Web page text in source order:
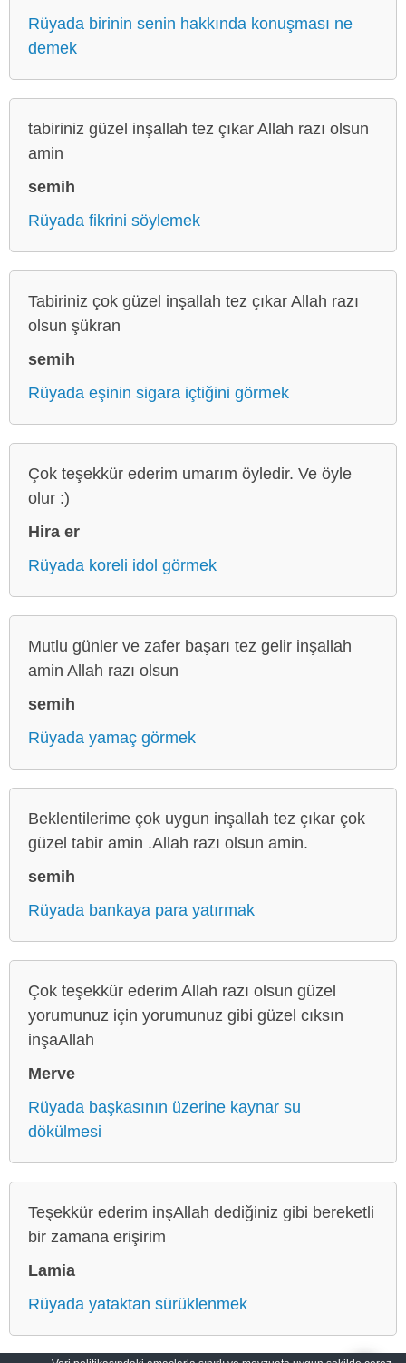
Rüyada birinin senin hakkında konuşması ne
demek
tabiriniz güzel inşallah tez çıkar Allah razı olsun
amin
semih
Rüyada fikrini söylemek
Tabiriniz çok güzel inşallah tez çıkar Allah razı
olsun şükran
semih
Rüyada eşinin sigara içtiğini görmek
Çok teşekkür ederim umarım öyledir. Ve öyle
olur :)
Hira er
Rüyada koreli idol görmek
Mutlu günler ve zafer başarı tez gelir inşallah
amin Allah razı olsun
semih
Rüyada yamaç görmek
Beklentilerime çok uygun inşallah tez çıkar çok
güzel tabir amin .Allah razı olsun amin.
semih
Rüyada bankaya para yatırmak
Çok teşekkür ederim Allah razı olsun güzel
yorumunuz için yorumunuz gibi güzel cıksın
inşaAllah
Merve
Rüyada başkasının üzerine kaynar su
dökülmesi
Teşekkür ederim inşAllah dediğiniz gibi bereketli
bir zamana erişirim
Lamia
Rüyada yataktan sürüklenmek